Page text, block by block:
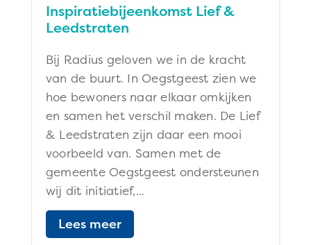
Inspiratiebijeenkomst Lief &
Leedstraten
Bij Radius geloven we in de kracht
van de buurt. In Oegstgeest zien we
hoe bewoners naar elkaar omkijken
en samen het verschil maken. De Lief
& Leedstraten zijn daar een mooi
voorbeeld van. Samen met de
gemeente Oegstgeest ondersteunen
wij dit initiatief,...
Lees meer